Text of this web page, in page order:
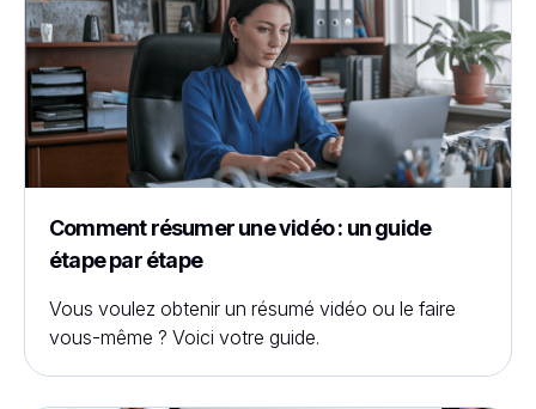
Comment résumer une vidéo : un guide
étape par étape
Vous voulez obtenir un résumé vidéo ou le faire
vous-même ? Voici votre guide.